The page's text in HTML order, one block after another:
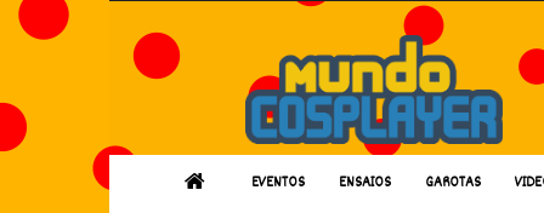
Cosplayer
EVENTOS ENSAIOS GAROTAS